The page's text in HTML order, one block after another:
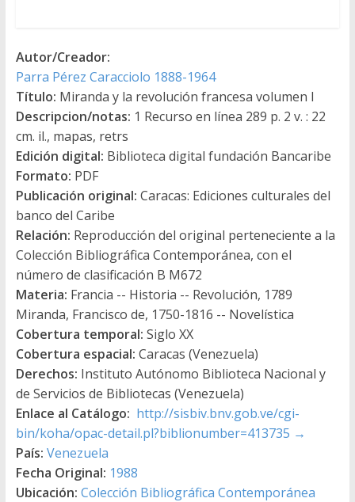
Autor/Creador:
Parra Pérez Caracciolo 1888-1964
Título: Miranda y la revolución francesa volumen I
Descripcion/notas: 1 Recurso en línea 289 p. 2 v. : 22
cm. il., mapas, retrs
Edición digital: Biblioteca digital fundación Bancaribe
Formato: PDF
Publicación original: Caracas: Ediciones culturales del
banco del Caribe
Relación: Reproducción del original perteneciente a la
Colección Bibliográfica Contemporánea, con el
número de clasificación B M672
Materia: Francia -- Historia -- Revolución, 1789
Miranda, Francisco de, 1750-1816 -- Novelística
Cobertura temporal: Siglo XX
Cobertura espacial: Caracas (Venezuela)
Derechos: Instituto Autónomo Biblioteca Nacional y
de Servicios de Bibliotecas (Venezuela)
Enlace al Catálogo: http://sisbiv.bnv.gob.ve/cgi-
bin/koha/opac-detail.pl?biblionumber=413735 →
País: Venezuela
Fecha Original: 1988
Ubicación: Colección Bibliográfica Contemporánea